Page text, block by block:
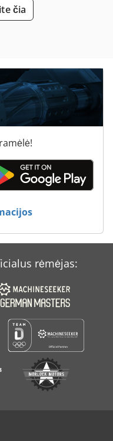
gera Techninė būklė:
Dsdpfxowvdvuj
čia
rėmėjas: